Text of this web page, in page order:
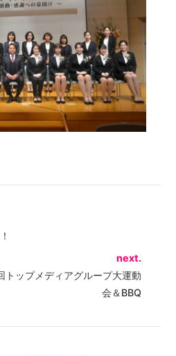
next.
トップメディアグループ大運動
会＆BBQ